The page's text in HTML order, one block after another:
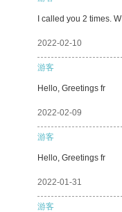
I called you 2 times. W
2022-02-10
游客
Hello, Greetings fr
2022-02-09
游客
Hello, Greetings fr
2022-01-31
游客